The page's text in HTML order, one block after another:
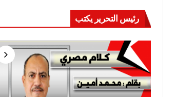
رئيس التحرير يكتب